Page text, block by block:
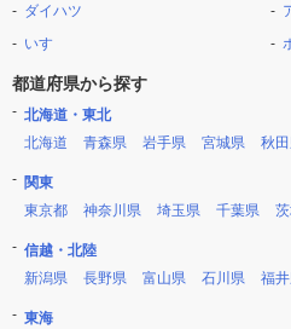
ダイハツ
いすゞ
都道府県から探す
北海道・東北
北海道
青森県 岩手県 宮城県 秋
関東
東京都
神奈川県 埼玉県 千葉県
信越・北陸
新潟県
長野県 富山県 石川県 福
東海